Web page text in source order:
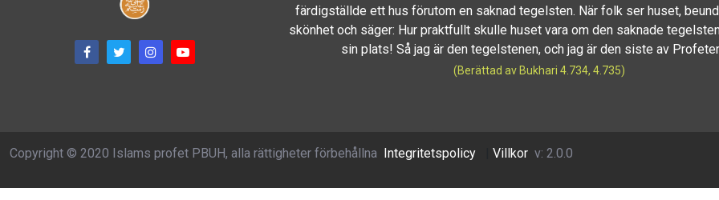
färdigställde ett hus förutom en saknad tegelsten. När folk ser huset,
skönhet och säger: Hur praktfullt skulle huset vara om den saknade
sin plats! Så jag är den tegelstenen, och jag är den siste av
(Berättad av Bukhari 4.734, 4.735)
Copyright © 2020 Islams profet PBUH, alla rättigheter förbehållna Integritetspolicy Villkor v: 2.0.0